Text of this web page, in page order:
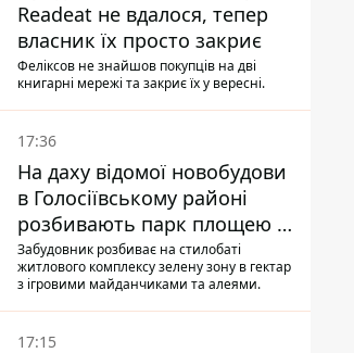
Readeat не вдалося, тепер
власник їх просто закриє
Феліксов не знайшов покупців на дві
книгарні мережі та закриє їх у вересні.
17:36
На даху відомої новобудови
в Голосіївському районі
розбивають парк площею в
гектар
Забудовник розбиває на стилобаті
житлового комплексу зелену зону в гектар
з ігровими майданчиками та алеями.
17:15